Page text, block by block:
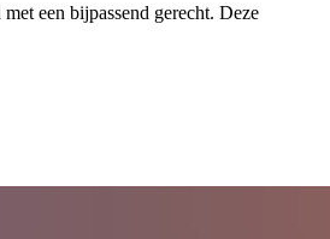
een bijpassend gerecht. Deze